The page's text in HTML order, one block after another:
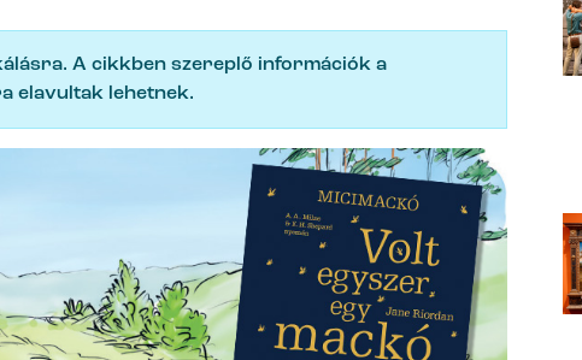
A cikkben szereplő információk a
elavultak lehetnek.